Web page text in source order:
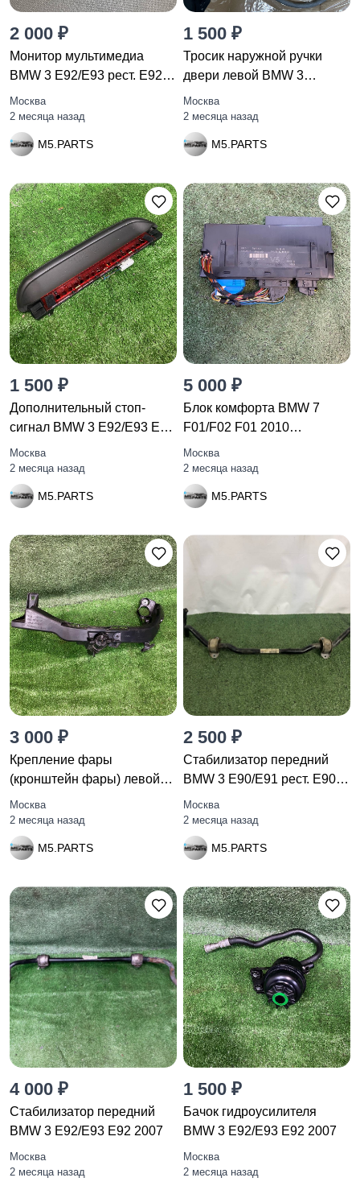
2 000 ₽
Монитор мультимедиа
BMW 3 E92/E93 рест. E92
2010
Москва
2 месяца назад
M5.PARTS
1 500 ₽
Тросик наружной ручки
двери левой BMW 3
711961509
Москва
2 месяца назад
M5.PARTS
1 500 ₽
Дополнительный стоп-
сигнал BMW 3 E92/E93 E92
2007
Москва
2 месяца назад
M5.PARTS
5 000 ₽
Блок комфорта BMW 7
F01/F02 F01 2010
61359228490
Москва
2 месяца назад
M5.PARTS
3 000 ₽
Крепление фары
(кронштейн фары) левой
BMW 3
Москва
2 месяца назад
M5.PARTS
2 500 ₽
Стабилизатор передний
BMW 3 E90/E91 рест. E90
2011
Москва
2 месяца назад
M5.PARTS
4 000 ₽
Стабилизатор передний
BMW 3 E92/E93 E92 2007
Москва
2 месяца назад
1 500 ₽
Бачок гидроусилителя
BMW 3 E92/E93 E92 2007
Москва
2 месяца назад